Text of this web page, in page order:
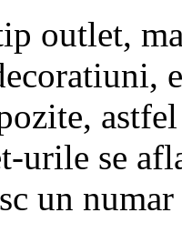
outlet,
urile se
un